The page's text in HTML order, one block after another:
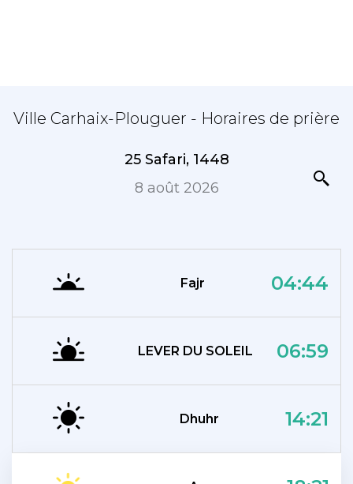
Ville Carhaix-Plouguer - Horaires de prière
25 Safari, 1448
8 août 2026
Fajr 04:44
LEVER DU SOLEIL 06:59
Dhuhr 14:21